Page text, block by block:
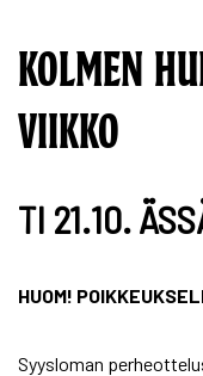
KOLMEN
VIIKKO
TI 21.10.
HUOM!
Syysloman